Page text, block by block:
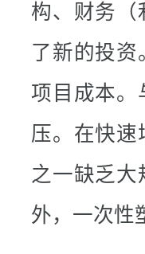
构、财务（
了新的投
项目成本。
压。在快速
之一缺乏
外，一次性